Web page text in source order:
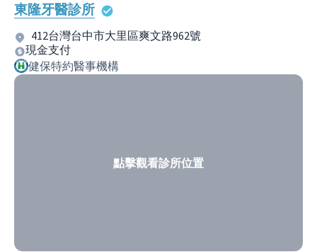
東隆牙醫診所
412台灣台中市大里區爽文路962號
現金支付
健保特約醫事機構
點擊觀看診所位置